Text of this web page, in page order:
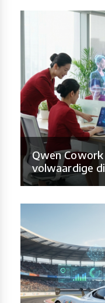
Qwen
volwaardige